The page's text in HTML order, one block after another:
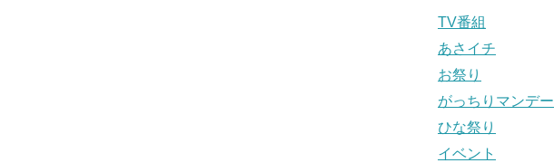
TV番組
あさイチ
お祭り
がっちりマンデー
ひな祭り
イベント